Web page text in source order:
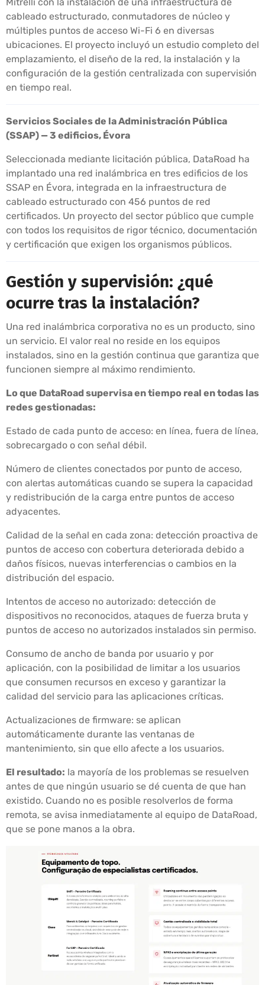
Mitrelli con la instalación de una infraestructura de
cableado estructurado, conmutadores de núcleo y
múltiples puntos de acceso Wi-Fi 6 en diversas
ubicaciones. El proyecto incluyó un estudio completo del
emplazamiento, el diseño de la red, la instalación y la
configuración de la gestión centralizada con supervisión
en tiempo real.
Servicios Sociales de la Administración Pública
(SSAP) — 3 edificios, Évora
Seleccionada mediante licitación pública, DataRoad ha
implantado una red inalámbrica en tres edificios de los
SSAP en Évora, integrada en la infraestructura de
cableado estructurado con 456 puntos de red
certificados. Un proyecto del sector público que cumple
con todos los requisitos de rigor técnico, documentación
y certificación que exigen los organismos públicos.
Gestión y supervisión: ¿qué
ocurre tras la instalación?
Una red inalámbrica corporativa no es un producto, sino
un servicio. El valor real no reside en los equipos
instalados, sino en la gestión continua que garantiza que
funcionen siempre al máximo rendimiento.
Lo que DataRoad supervisa en tiempo real en todas las
redes gestionadas:
Estado de cada punto de acceso: en línea, fuera de línea,
sobrecargado o con señal débil.
Número de clientes conectados por punto de acceso,
con alertas automáticas cuando se supera la capacidad
y redistribución de la carga entre puntos de acceso
adyacentes.
Calidad de la señal en cada zona: detección proactiva de
puntos de acceso con cobertura deteriorada debido a
daños físicos, nuevas interferencias o cambios en la
distribución del espacio.
Intentos de acceso no autorizado: detección de
dispositivos no reconocidos, ataques de fuerza bruta y
puntos de acceso no autorizados instalados sin permiso.
Consumo de ancho de banda por usuario y por
aplicación, con la posibilidad de limitar a los usuarios
que consumen recursos en exceso y garantizar la
calidad del servicio para las aplicaciones críticas.
Actualizaciones de firmware: se aplican
automáticamente durante las ventanas de
mantenimiento, sin que ello afecte a los usuarios.
El resultado: la mayoría de los problemas se resuelven
antes de que ningún usuario se dé cuenta de que han
existido. Cuando no es posible resolverlos de forma
remota, se avisa inmediatamente al equipo de DataRoad,
que se pone manos a la obra.